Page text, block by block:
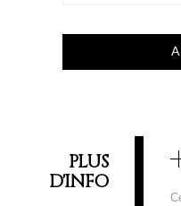
PLUS
D'INFO